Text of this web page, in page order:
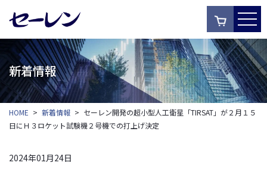
新着情報
HOME > 新着情報 > セーレン開発の超小型人工衛星「TIRSAT」が２月１５
日にＨ３ロケット試験機２号機での打上げ決定
2024年01月24日